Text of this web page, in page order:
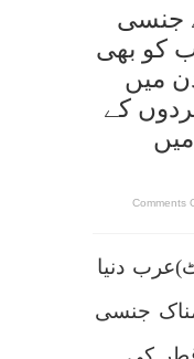
جنسی
کو بھی
میں
مردوں کے
Comments
on
جنسی
بے
مغرب
کو
دنیا
جنسی